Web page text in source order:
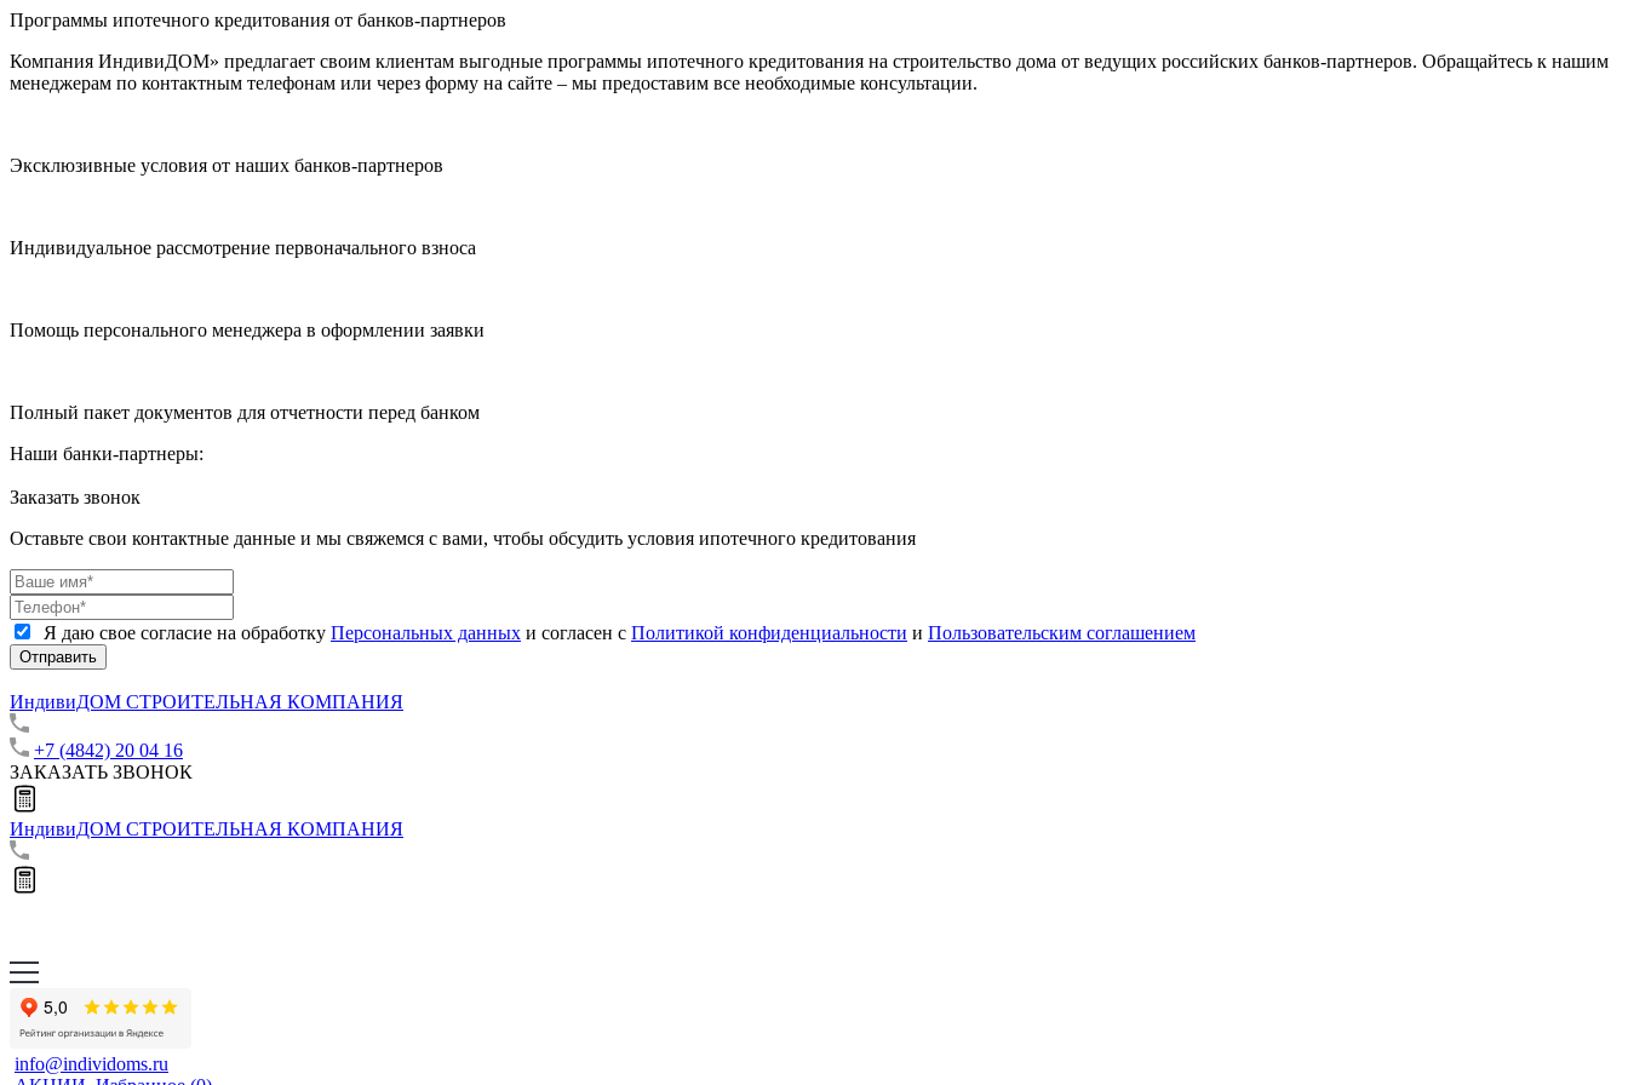
Программы ипотечного кредитования от банков-партнеров
Компания ИндивиДОМ» предлагает своим клиентам выгодные программы ипотечного кредитования на строительство дома от ведущих российских банков-партнеров. Обращайтесь к нашим
менеджерам по контактным телефонам или через форму на сайте – мы предоставим все необходимые консультации.
Эксклюзивные условия от наших банков-партнеров
Индивидуальное рассмотрение первоначального взноса
Помощь персонального менеджера в оформлении заявки
Полный пакет документов для отчетности перед банком
Наши банки-партнеры:
Заказать звонок
Оставьте свои контактные данные и мы свяжемся с вами, чтобы обсудить условия ипотечного кредитования
Я даю свое согласие на обработку Персональных данных и согласен с Политикой конфиденциальности и Пользовательским соглашением
Отправить
ИндивиДОМ СТРОИТЕЛЬНАЯ КОМПАНИЯ
+7 (4842) 20 04 16
ЗАКАЗАТЬ ЗВОНОК
ИндивиДОМ СТРОИТЕЛЬНАЯ КОМПАНИЯ
info@individoms.ru